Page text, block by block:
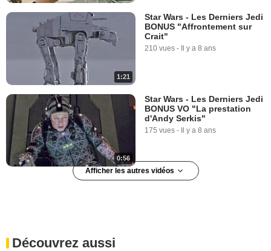
1:21
Star Wars - Les Derniers Jedi
BONUS "Affrontement sur
Crait"
210 vues - Il y a 8 ans
0:56
Star Wars - Les Derniers Jedi
BONUS VO "La prestation
d'Andy Serkis"
175 vues - Il y a 8 ans
Afficher les autres vidéos
Découvrez aussi